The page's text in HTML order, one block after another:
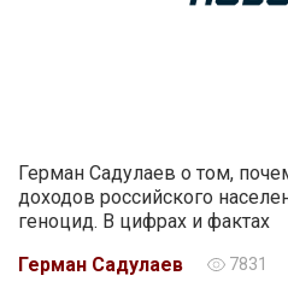
Герман Садулаев о том,
доходов российского
геноцид. В цифрах и фактах
Герман Садулаев
7831